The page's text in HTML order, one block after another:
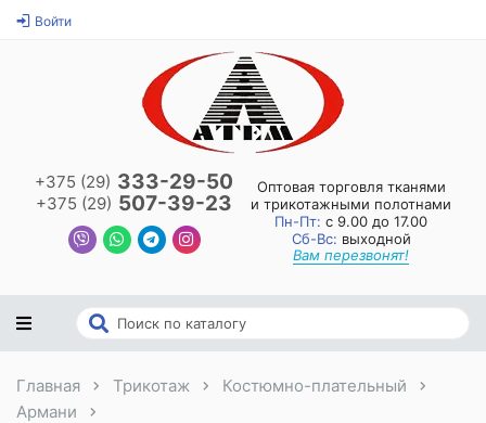
Войти
+375 (29) 333-29-50
+375 (29) 507-39-23
Оптовая торговля тканями
и трикотажными полотнами
Пн-Пт: с 9.00 до 17.00
Сб-Вс: выходной
Вам перезвонят!
Главная Трикотаж
Костюмно-плательный
Армани